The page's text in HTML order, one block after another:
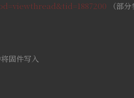
（部
固件写入